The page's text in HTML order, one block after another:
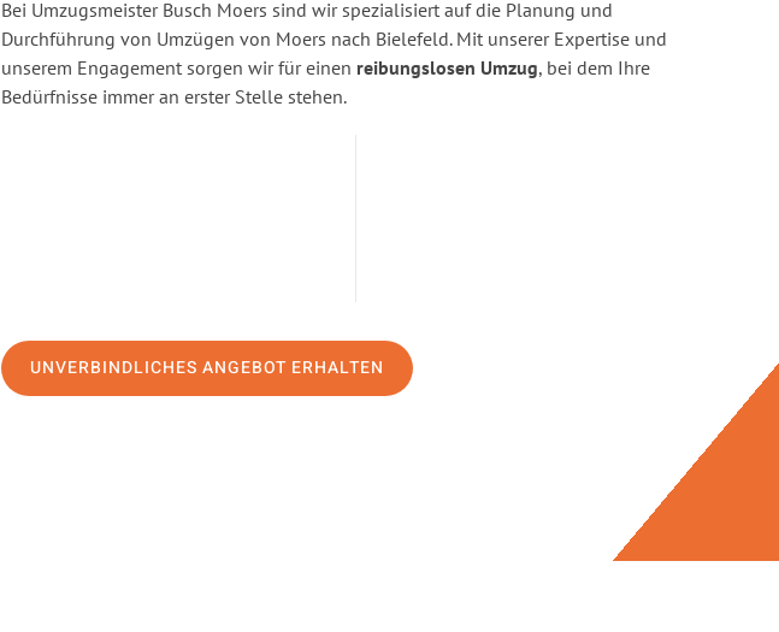
Bei Umzugsmeister Busch Moers sind wir spezialisiert auf die Planung und
Durchführung von Umzügen von Moers nach Bielefeld. Mit unserer Expertise und
unserem Engagement sorgen wir für einen reibungslosen Umzug, bei dem Ihre
Bedürfnisse immer an erster Stelle stehen.
UNVERBINDLICHES ANGEBOT ERHALTEN